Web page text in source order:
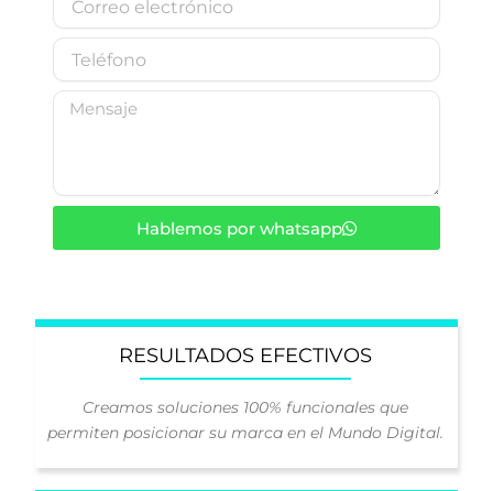
rr
e
c
c
T
l
o
M
a
j
Hablemos por whatsapp
RESULTADOS EFECTIVOS
Creamos soluciones 100% funcionales que
permiten posicionar su marca en el Mundo Digital.